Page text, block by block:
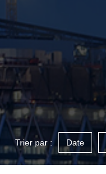
Trier par : Date